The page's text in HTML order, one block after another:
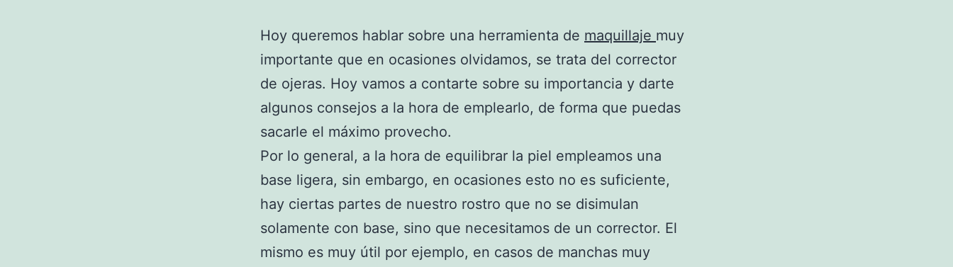
Hoy queremos hablar sobre una herramienta de maquillaje muy
importante que en ocasiones olvidamos, se trata del corrector
de ojeras. Hoy vamos a contarte sobre su importancia y darte
algunos consejos a la hora de emplearlo, de forma que puedas
sacarle el máximo provecho.
Por lo general, a la hora de equilibrar la piel empleamos una
base ligera, sin embargo, en ocasiones esto no es suficiente,
hay ciertas partes de nuestro rostro que no se disimulan
solamente con base, sino que necesitamos de un corrector. El
mismo es muy útil por ejemplo, en casos de manchas muy